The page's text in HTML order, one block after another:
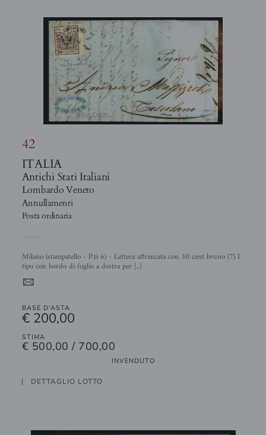
42
ITALIA
Antichi Stati Italiani
Lombardo Veneto
Annullamenti
Posta ordinaria
Milano (stampatello - P.ti 6) - Lettera affrancata con 30 cent bruno (7) I
tipo con bordo di foglio a destra per [..]
4
BASE D'ASTA
€ 200,00
STIMA
€ 500,00 / 700,00
INVENDUTO
DETTAGLIO LOTTO